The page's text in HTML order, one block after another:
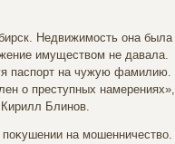
Недвижимость она была
имуществοм не давала.
паспорт на чужую фамилию.
о преступных намерениях»,
Блинов.
на мошенничествο.